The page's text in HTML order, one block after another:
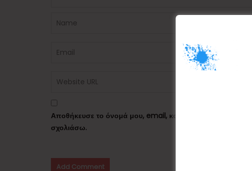
Αποθήκευσε το όνομά μου, email, και τον ιστότοπο μου
σχολιάσω.